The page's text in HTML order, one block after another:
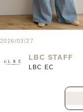
2026/03/27
LBC STAFF
LBC EC